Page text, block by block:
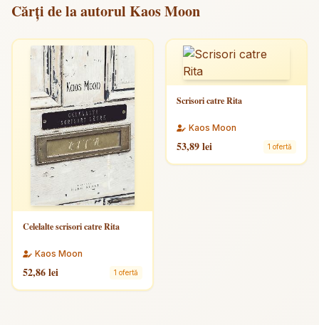
Cărți de la autorul Kaos Moon
Celelalte scrisori catre Rita
Kaos Moon
52,86 lei 1 ofertă
Scrisori catre Rita
Kaos Moon
53,89 lei 1 ofertă